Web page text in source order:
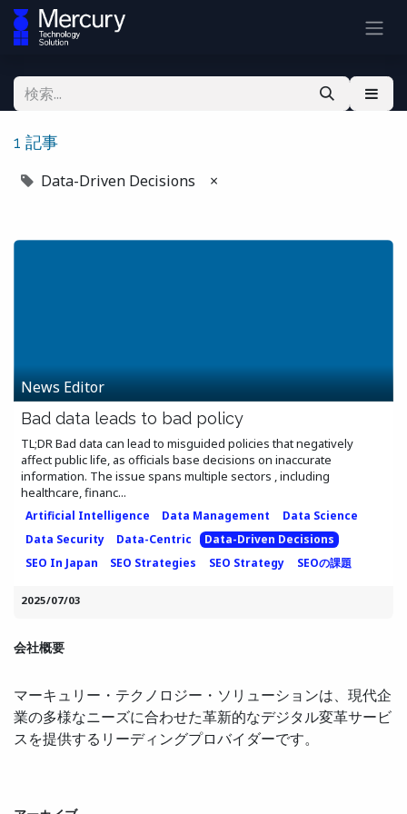
1 記事
Data-Driven Decisions ×
News Editor
Bad data leads to bad policy
TL;DR Bad data can lead to misguided policies that negatively
affect public life, as officials base decisions on inaccurate
information. The issue spans multiple sectors , including
healthcare, financ...
Artificial Intelligence Data Management
Data Science
Data Security
Data-Centric
Data-Driven Decisions
SEO In Japan
SEO Strategies SEO Strategy SEOの課題
2025/07/03
会社概要
マーキュリー・テクノロジー・ソリューションは、現代企
業の多様なニーズに合わせた革新的なデジタル変革サービ
スを提供するリーディングプロバイダーです。